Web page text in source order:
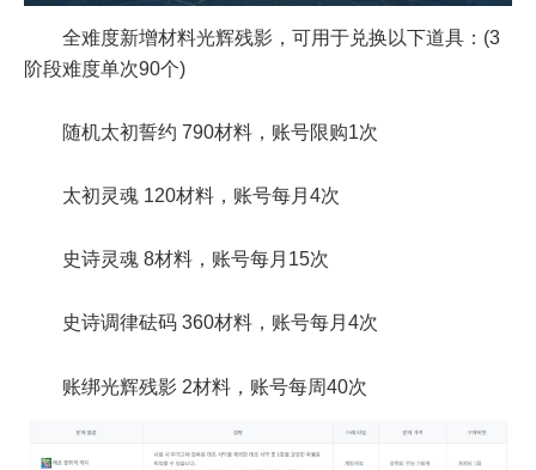
全难度新增材料光辉残影，可用于兑换以下道具：(3
阶段难度单次90个)
随机太初誓约 790材料，账号限购1次
太初灵魂 120材料，账号每月4次
史诗灵魂 8材料，账号每月15次
史诗调律砝码 360材料，账号每月4次
账绑光辉残影 2材料，账号每周40次